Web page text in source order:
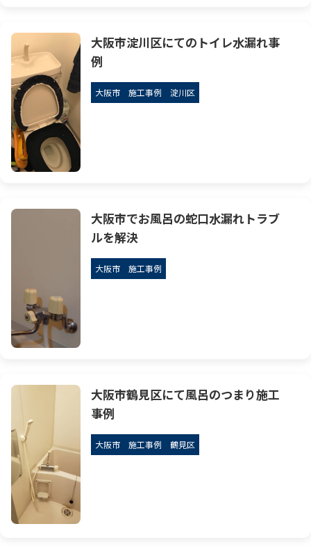
大阪市淀川区にてのトイレ水漏れ事
例
大阪市 施工事例 淀川区
大阪市でお風呂の蛇口水漏れトラブ
ルを解決
大阪市 施工事例
大阪市鶴見区にて風呂のつまり施工
事例
大阪市 施工事例 鶴見区